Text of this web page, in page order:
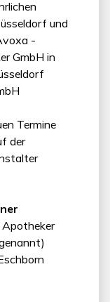
und
-
GmbH in
Termine
der
Apotheker